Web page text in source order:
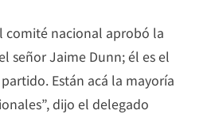
comité nacional aprobó la
señor Jaime Dunn; él es el
Están acá la mayoría
dijo el delegado